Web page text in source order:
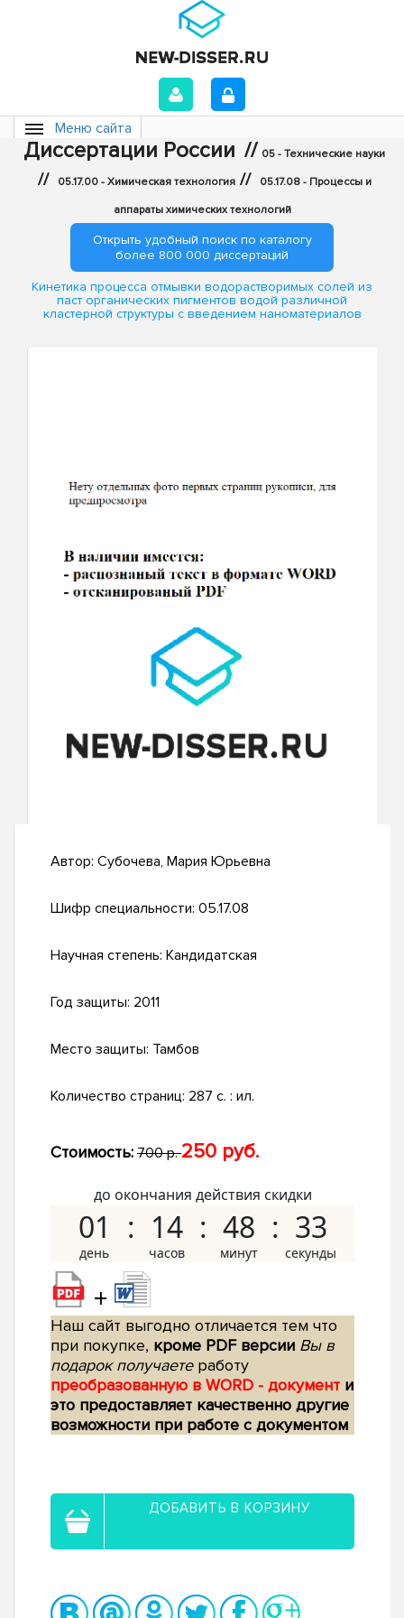
Меню сайта
Диссертации России // 05 - Технические науки
// 05.17.00 - Химическая технология // 05.17.08 - Процессы и
аппараты химических технологий
Открыть удобный поиск по каталогу
более 800 000 диссертаций
Кинетика процесса отмывки водорастворимых солей из
паст органических пигментов водой различной
кластерной структуры с введением наноматериалов
Автор: Субочева, Мария Юрьевна
Шифр специальности: 05.17.08
Научная степень: Кандидатская
Год защиты: 2011
Место защиты: Тамбов
Количество страниц: 287 с. : ил.
Стоимость: 700 р.250 руб.
до окончания действия скидки
01 14 48 32
+
Наш сайт выгодно отличается тем что
при покупке, кроме PDF версии Вы в
подарок получаетеработу
преобразованную в WORD - документ и
это предоставляет качественно другие
возможности при работе с документом
ДОБАВИТЬ В КОРЗИНУ